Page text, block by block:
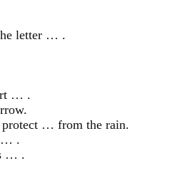
letter … .
… .
protect … from the rain.
… .
… .